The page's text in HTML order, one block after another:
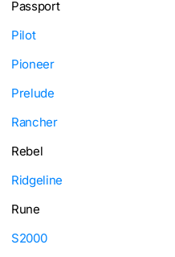
Passport
Pilot
Pioneer
Prelude
Rancher
Rebel
Ridgeline
Rune
S2000